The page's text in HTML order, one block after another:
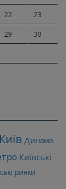
22 23
29 30
Динамо
Київські
ринки